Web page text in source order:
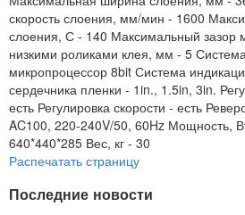
скорость слоения, мм/мин - 1600
слоения, С - 140 Максимальный зазор
низкими роликами клея, мм - 5
микропроцессор 8bit Система
сердечника пленки - 1in., 1.5in, 3in.
есть Регулировка скорости - есть
AC100, 220-240V/50, 60Hz Мощность,
640*440*285 Вес, кг - 30
Распечатать страницу
Последние новости